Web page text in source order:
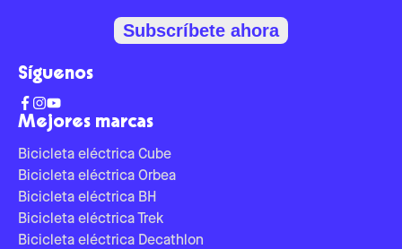
Mejores marcas
Bicicleta eléctrica Cube
Bicicleta eléctrica Orbea
Bicicleta eléctrica BH
Bicicleta eléctrica Trek
Bicicleta eléctrica Decathlon
Subscríbete ahora
Síguenos